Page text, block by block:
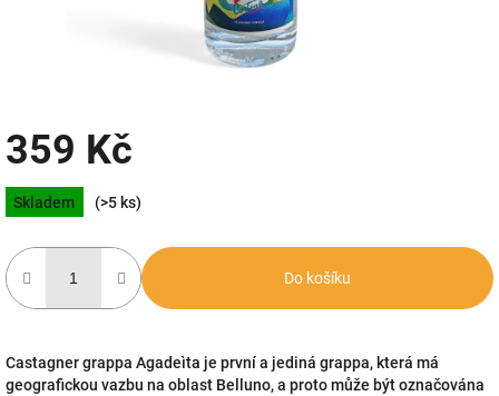
359 Kč
Měrná
cena:
Skladem (>5 ks)
Do košíku
Castagner grappa Agadeìta je první a jediná grappa, která má
geografickou vazbu na oblast Belluno, a proto může být označována